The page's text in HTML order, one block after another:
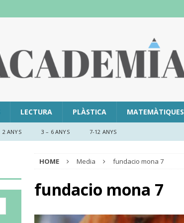
LECTURA PLÀSTICA MATEMÀTIQUES
2 ANYS 3 – 6 ANYS 7-12 ANYS
HOME Media fundacio mona 7
fundacio mona 7